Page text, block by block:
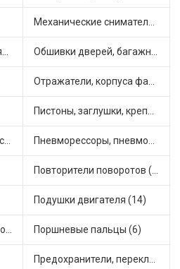
Механические сниматели (1)
Наконечники рулевых тяг (30) Обшивки дверей, багажника, потолков, накладки салона (36)
Отражатели, корпуса фар и фонарей (1)
Пистоны, заглушки, крепежные элементы (12)
Плафоны внутреннего освещения (1) Пневморессоры, пневмоподушки (1)
Повторители поворотов (10)
Подушки двигателя (14)
Подшипники для транспорта (43) Поршневые пальцы (6)
Предохранители, переключатели, кнопки автомобильные (40)